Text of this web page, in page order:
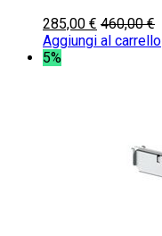
285,00 € 460,00€
Aggiungi al carrello
5%